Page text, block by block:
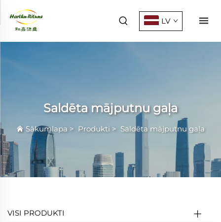
LV
Saldēta mājputnu gaļa
Sākumlapa > Produkti > Saldēta mājputnu gaļa
VISI PRODUKTI